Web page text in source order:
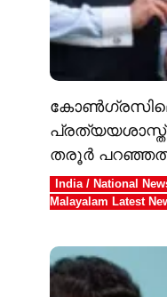
തരൂർ
India / National
Malayalam Latest